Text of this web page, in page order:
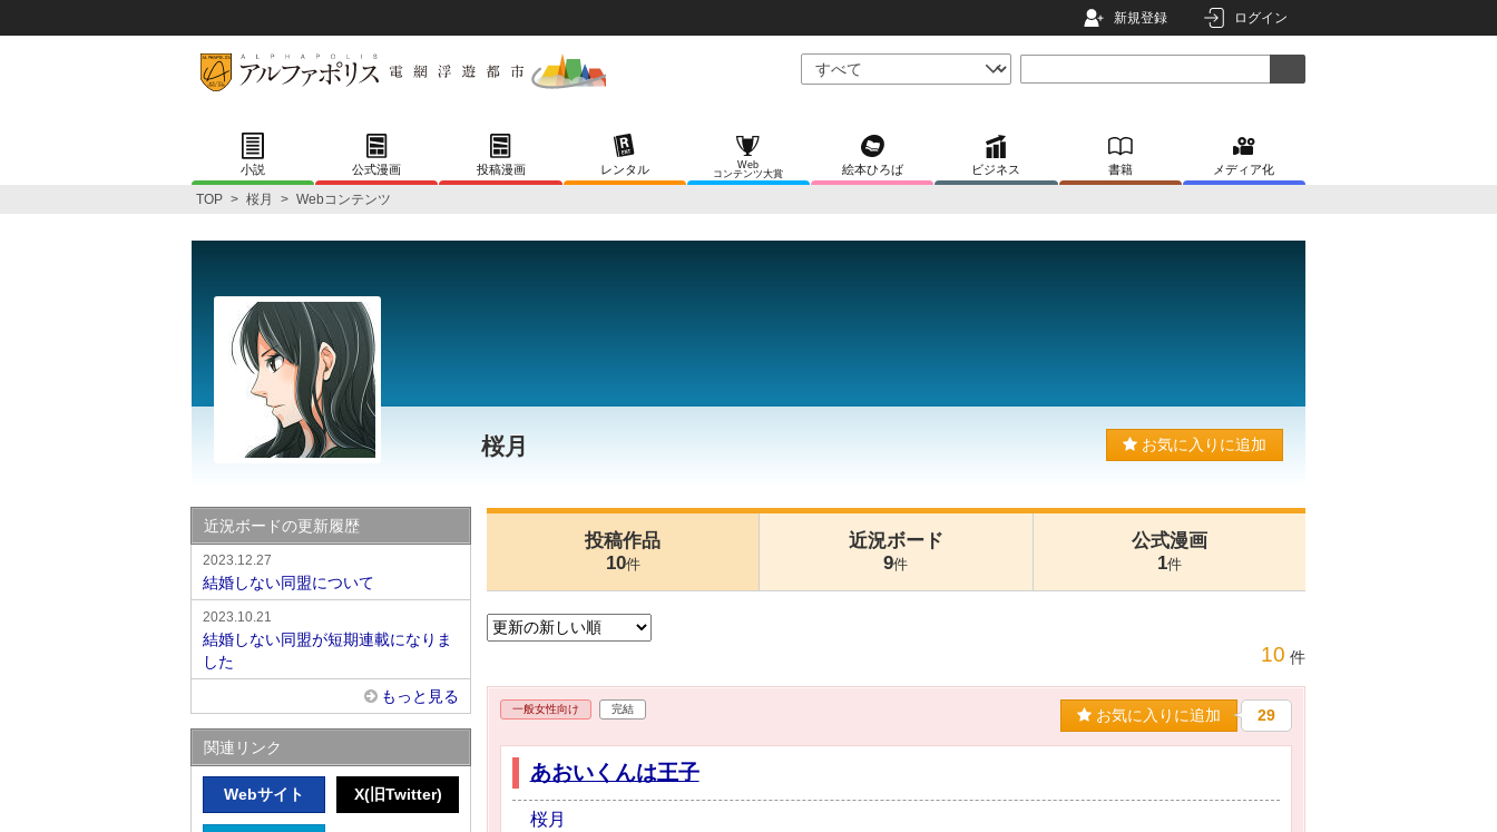
新規登録 ログイン
小説 公式漫画 投稿漫画 レンタル
Web
コンテンツ大賞
絵本ひろば ビジネス 書籍 メディア化
TOP > 桜月 > Webコンテンツ
桜月 お気に入りに追加
投稿作品
10件
近況ボード
9件
公式漫画
1件
10 件
一般女性向け 完結 お気に入りに追加 29
あおいくんは王子
桜月
近況ボードの更新履歴
2023.12.27
結婚しない同盟について
2023.10.21
結婚しない同盟が短期連載になりま
した
もっと見る
関連リンク
Webサイト X(旧Twitter)